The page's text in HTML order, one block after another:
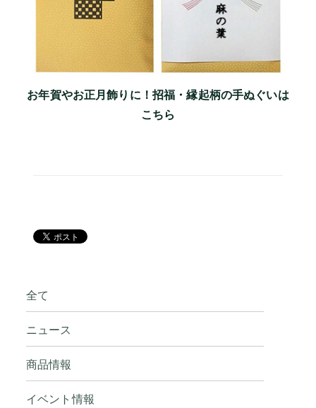
お年賀やお正月飾りに！招福・縁起柄の手ぬぐいは
こちら
全て
ニュース
商品情報
イベント情報